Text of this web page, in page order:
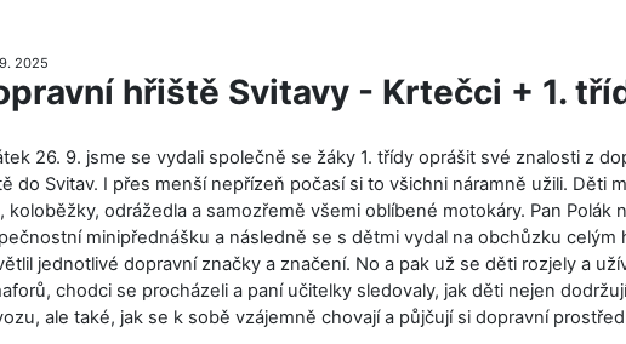
2025
hřiště Svitavy - Krtečci + 1.
26. 9. jsme se vydali společně se žáky 1. třídy oprášit své znalosti z
do Svitav. I přes menší nepřízeň počasí si to všichni náramně užili. Děti
koloběžky, odrážedla a samozřemě všemi oblíbené motokáry. Pan Polák
minipřednášku a následně se s dětmi vydal na obchůzku celým
jednotlivé dopravní značky a značení. No a pak už se děti rozjely a
chodci se procházeli a paní učitelky sledovaly, jak děti nejen
ale také, jak se k sobě vzájemně chovají a půjčují si dopravní